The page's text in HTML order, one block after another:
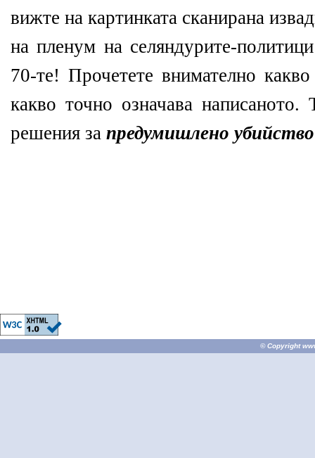
вижте на картинката сканирана
на пленум на селяндурите-
70-те! Прочетете внимателно
какво точно означава
решения за предумишлено убийство
© Copyright